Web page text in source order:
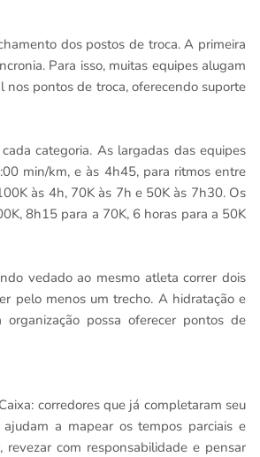
dos postos de troca. A primeira
Para isso, muitas equipes alugam
pontos de troca, oferecendo suporte
categoria. As largadas das equipes
min/km, e às 4h45, para ritmos entre
às 4h, 70K às 7h e 50K às 7h30. Os
8h15 para a 70K, 6 horas para a 50K
vedado ao mesmo atleta correr dois
pelo menos um trecho. A hidratação e
possa oferecer pontos de
corredores que já completaram seu
a mapear os tempos parciais e
com responsabilidade e pensar